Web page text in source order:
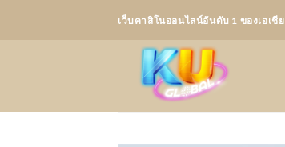
เว็บคาสิโนออนไลน์อันดับ 1 ของเอเชีย